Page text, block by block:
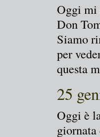
Oggi mi
Don
Siamo
per
questa
25
Oggi è
giornata